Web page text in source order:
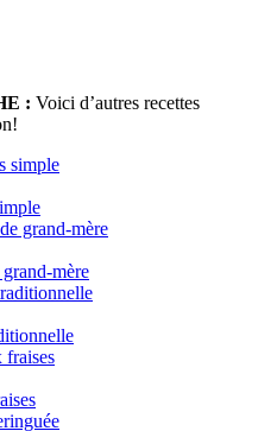
: Voici d’autres recettes
mère